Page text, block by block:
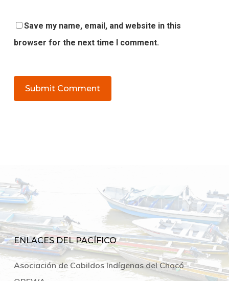
Save my name, email, and website in this
browser for the next time I comment.
ENLACES DEL PACÍFICO
Asociación de Cabildos Indígenas del Chocó -